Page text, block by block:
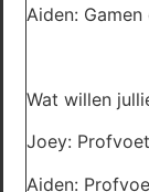
Aiden:
Wat willen
Joey:
Aiden: